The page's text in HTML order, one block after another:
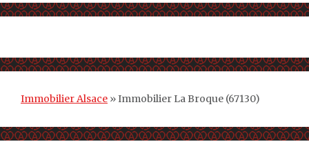
Immobilier Alsace »Immobilier La Broque (67130)